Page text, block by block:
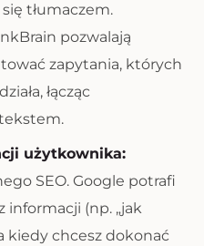
tłumaczem.
pozwalają
zapytania, których
łącząc
użytkownika:
SEO. Google potrafi
informacji (np. „jak
kiedy chcesz dokonać